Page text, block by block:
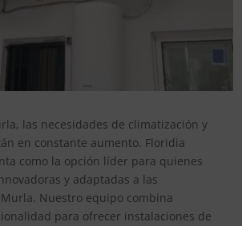
las necesidades de climatización y
en constante aumento. Floridia
como la opción líder para quienes
y adaptadas a las
Nuestro equipo combina
para ofrecer instalaciones de